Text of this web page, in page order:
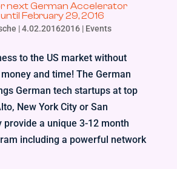
next German Accelerator
February 29, 2016
|4.02.20162016| Events
to the US market without
and time! The German
German tech startups at top
New York City or San
provide a unique 3-12 month
including a powerful network